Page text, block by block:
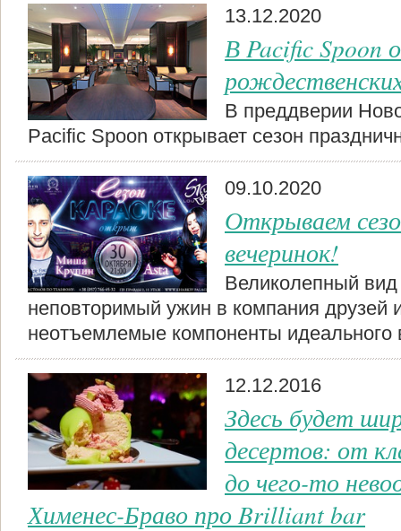
13.12.2020
В Pacific Spoon
В преддверии
Pacific Spoon открывает сезон
09.10.2020
Открываем
вечеринок!
Великолепный
неповторимый ужин в компания друзей
неотъемлемые компоненты идеального
12.12.2016
Здесь будет
десертов: от
до чего-то
Хименес-Браво про Brilliant bar